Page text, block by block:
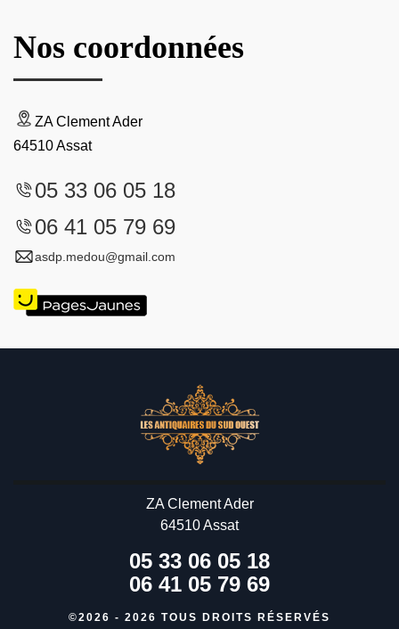
Nos coordonnées
ZA Clement Ader
64510 Assat
05 33 06 05 18
06 41 05 79 69
asdp.medou@gmail.com
ZA Clement Ader
64510 Assat
05 33 06 05 18
06 41 05 79 69
©2026 - 2026 TOUS DROITS RÉSERVÉS